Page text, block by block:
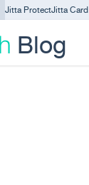
Jitta ProtectJitta Card
Blog